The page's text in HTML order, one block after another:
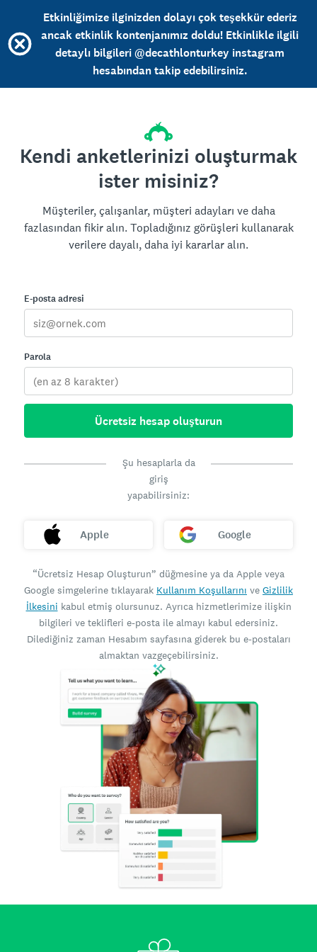
Etkinliğimize ilginizden dolayı çok teşekkür ederiz
ancak etkinlik kontenjanımız doldu! Etkinlikle ilgili
detaylı bilgileri @decathlonturkey instagram
hesabından takip edebilirsiniz.
Kendi anketlerinizi oluşturmak
ister misiniz?
Müşteriler, çalışanlar, müşteri adayları ve daha
fazlasından fikir alın. Topladığınız görüşleri kullanarak
verilere dayalı, daha iyi kararlar alın.
E-posta adresi
Parola
Ücretsiz hesap oluşturun
Şu hesaplarla da
giriş
yapabilirsiniz:
Apple Google
“Ücretsiz Hesap Oluşturun” düğmesine ya da Apple veya
Google simgelerine tıklayarak Kullanım Koşullarını ve Gizlilik
İlkesini kabul etmiş olursunuz. Ayrıca hizmetlerimize ilişkin
bilgileri ve teklifleri e-posta ile almayı kabul edersiniz.
Dilediğiniz zaman Hesabım sayfasına giderek bu e-postaları
almaktan vazgeçebilirsiniz.